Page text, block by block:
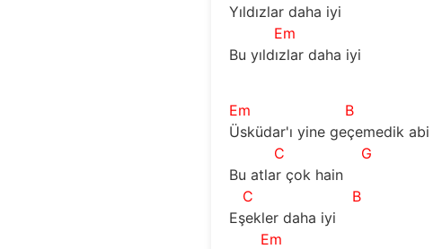
Yıldızlar daha iyi
Em
Bu yıldızlar daha iyi
Em B
Üsküdar'ı yine geçemedik abi
C
G
Bu atlar çok hain
C
B
Eşekler daha iyi
Em